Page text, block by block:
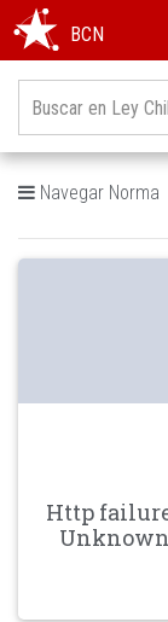
BCN
Navegar Norma
Http